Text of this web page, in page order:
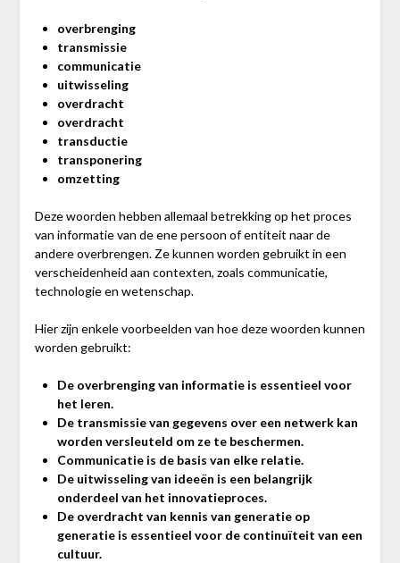
overbrenging
transmissie
communicatie
uitwisseling
overdracht
overdracht
transductie
transponering
omzetting
Deze woorden hebben allemaal betrekking op het proces
van informatie van de ene persoon of entiteit naar de
andere overbrengen. Ze kunnen worden gebruikt in een
verscheidenheid aan contexten, zoals communicatie,
technologie en wetenschap.
Hier zijn enkele voorbeelden van hoe deze woorden kunnen
worden gebruikt:
De overbrenging van informatie is essentieel voor
het leren.
De transmissie van gegevens over een netwerk kan
worden versleuteld om ze te beschermen.
Communicatie is de basis van elke relatie.
De uitwisseling van ideeën is een belangrijk
onderdeel van het innovatieproces.
De overdracht van kennis van generatie op
generatie is essentieel voor de continuïteit van een
cultuur.